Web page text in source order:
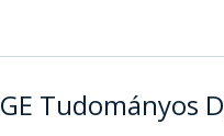
Tudományos